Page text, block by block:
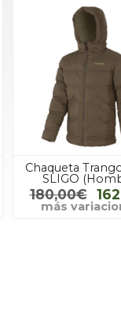
Chaqueta
SLIGO
180,00€
más